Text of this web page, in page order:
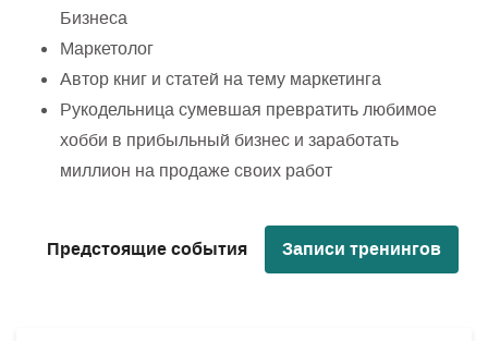
Бизнеса
Маркетолог
Автор книг и статей на тему маркетинга
Рукодельница сумевшая превратить любимое
хобби в прибыльный бизнес и заработать
миллион на продаже своих работ
Предстоящие события Записи тренингов